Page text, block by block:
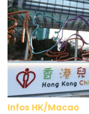
Infos HK/Macao